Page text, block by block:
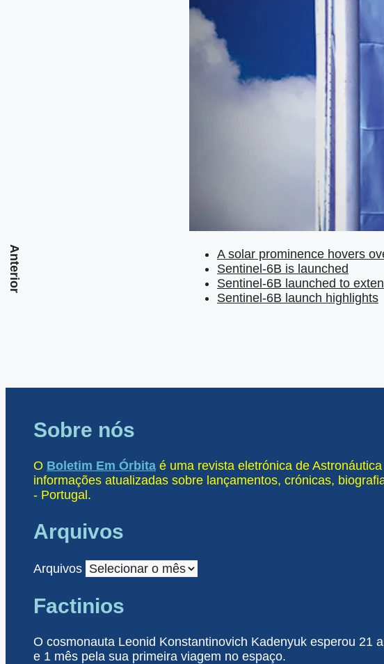
A solar prominence hovers
Sentinel-6B is launched
Sentinel-6B launched to
Sentinel-6B launch highlights
Anterior
Sobre nós
O Boletim Em Órbita é uma revista eletrónica de
informações atualizadas sobre lançamentos, crónicas,
- Portugal.
Arquivos
Arquivos
Factinios
O cosmonauta Leonid Konstantinovich Kadenyuk esperou 21
e 1 mês pela sua primeira viagem no espaço.